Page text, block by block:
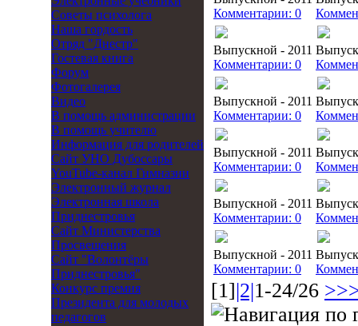
Советы психолога
Наша гордость
Отряд "Днестр"
Гостевая книга
Форум
Фотогалерея
Видео
В помощь администрации
В помощь учителю
Информация для родителей
Cайт УНО Дубоссары
YouTube-канал Гимназии
Электронный журнал
Электронная школа
Приднестровья
Сайт Министерства
Просвещения
Сайт "Волонтёры
Приднестровья"
Конкурс премия
Президента для молодых
педагогов
Комментарии: 0
Выпускной - 2011
Комментарии: 0
Выпускной - 2011
Комментарии: 0
Выпускной - 2011
Комментарии: 0
Выпускной - 2011
Комментарии: 0
Выпускной - 2011
Комментарии: 0
[1]|2|1-24/26